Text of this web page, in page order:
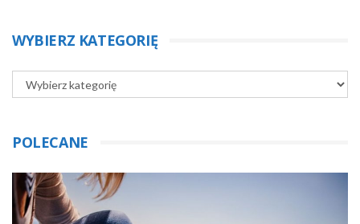
WYBIERZ KATEGORIĘ
POLECANE